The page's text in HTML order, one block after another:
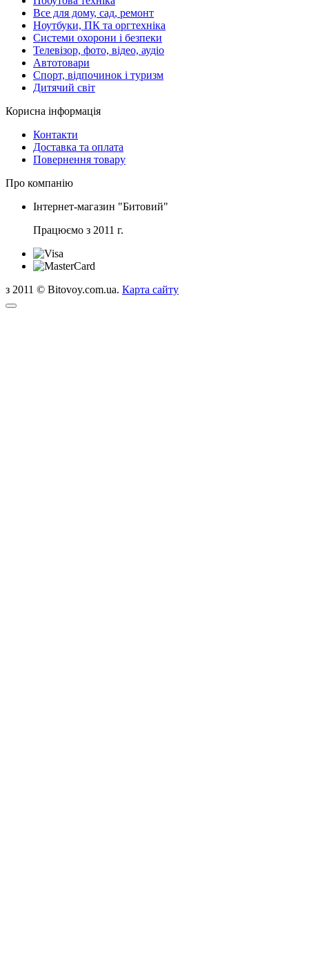
Все для дому, сад, ремонт
Ноутбуки, ПК та оргтехніка
Системи охорони і безпеки
Телевізор, фото, відео, аудіо
Автотовари
Спорт, відпочинок і туризм
Дитячий світ
Корисна інформація
Контакти
Доставка та оплата
Повернення товару
Про компанію
Інтернет-магазин "Битовий"
Працюємо з 2011 г.
з 2011 © Bitovoy.com.ua. Карта сайту